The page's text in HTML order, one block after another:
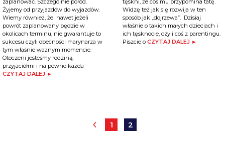
zaplanować. Szczególnie poród.
Żyjemy od przyjazdów do wyjazdów.
Wiemy również, że nawet jeżeli
powrót zaplanowany będzie w
okolicach terminu, nie gwarantuje to
sukcesu czyli obecności marynarza w
tym właśnie ważnym momencie.
Otoczeni jesteśmy rodziną,
przyjaciółmi i na pewno każda
CZYTAJ DALEJ ►
tęskni, że coś mu przypomina tatę.
Widzę też jak się rozwija w ten
sposób jak „dojrzewa”. Dzisiaj
właśnie o takich małych dzieciach i
ich tęsknocie, czyli coś z parentingu.
Piszcie o CZYTAJ DALEJ ►
‹ 1 2